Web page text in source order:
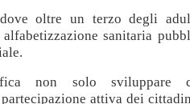
oltre un terzo degli
sanitaria
non solo sviluppare
partecipazione attiva dei